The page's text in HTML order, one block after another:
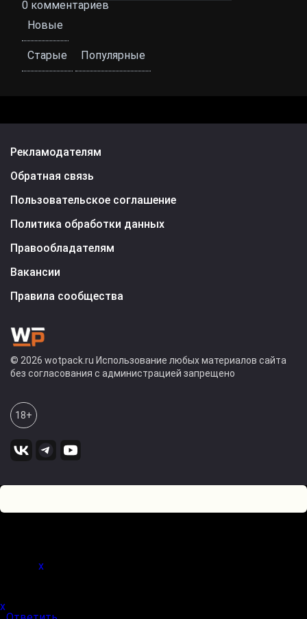
0 комментариев
Новые
Старые Популярные
Рекламодателям
Обратная связь
Пользовательское соглашение
Политика обработки данных
Правообладателям
Вакансии
Правила сообщества
© 2026 wotpack.ru Использование любых материалов сайта
без согласования с администрацией запрещено
18+
x
x